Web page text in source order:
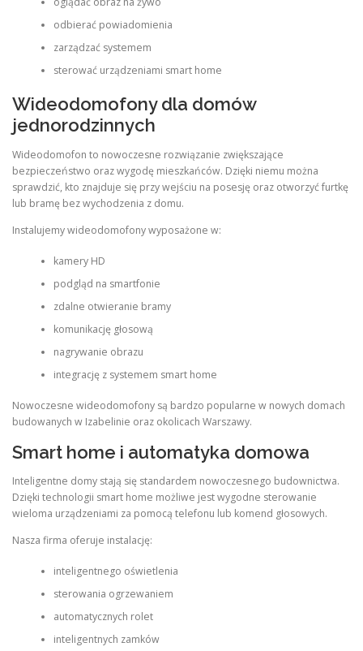
odbierać powiadomienia
zarządzać systemem
sterować urządzeniami smart home
Wideodomofony dla domów
jednorodzinnych
Wideodomofon to nowoczesne rozwiązanie zwiększające
bezpieczeństwo oraz wygodę mieszkańców. Dzięki niemu można
sprawdzić, kto znajduje się przy wejściu na posesję oraz otworzyć furtkę
lub bramę bez wychodzenia z domu.
Instalujemy wideodomofony wyposażone w:
kamery HD
podgląd na smartfonie
zdalne otwieranie bramy
komunikację głosową
nagrywanie obrazu
integrację z systemem smart home
Nowoczesne wideodomofony są bardzo popularne w nowych domach
budowanych w Izabelinie oraz okolicach Warszawy.
Smart home i automatyka domowa
Inteligentne domy stają się standardem nowoczesnego budownictwa.
Dzięki technologii smart home możliwe jest wygodne sterowanie
wieloma urządzeniami za pomocą telefonu lub komend głosowych.
Nasza firma oferuje instalację:
inteligentnego oświetlenia
sterowania ogrzewaniem
automatycznych rolet
inteligentnych zamków